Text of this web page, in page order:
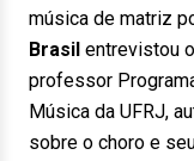
música de matriz
Brasil entrevistou
professor
Música da UFRJ,
sobre o choro e